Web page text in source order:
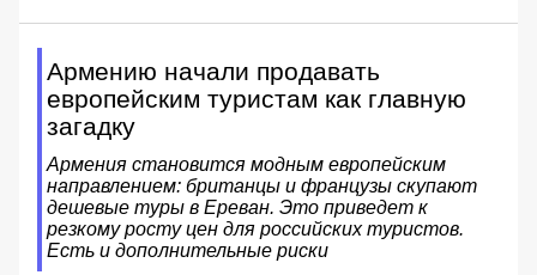
Армению начали продавать
европейским туристам как главную
загадку
Армения становится модным европейским
направлением: британцы и французы скупают
дешевые туры в Ереван. Это приведет к
резкому росту цен для российских туристов.
Есть и дополнительные риски